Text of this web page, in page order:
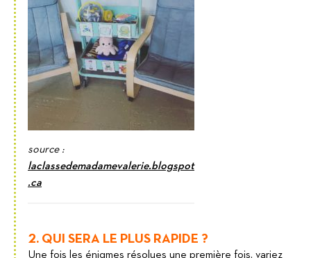
source :
laclassedemadamevalerie.blogspot
.ca
2. QUI SERA LE PLUS RAPIDE ?
Une fois les énigmes résolues une première fois, variez